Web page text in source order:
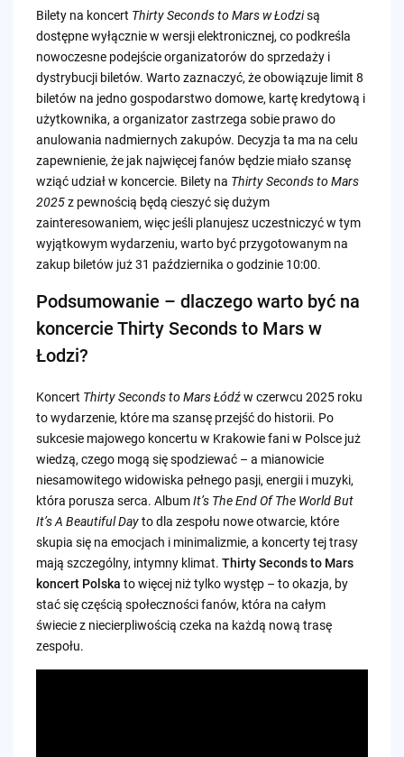
Bilety na koncert Thirty Seconds to Mars w Łodzisą
dostępne wyłącznie w wersji elektronicznej, co podkreśla
nowoczesne podejście organizatorów do sprzedaży i
dystrybucji biletów. Warto zaznaczyć, że obowiązuje limit 8
biletów na jedno gospodarstwo domowe, kartę kredytową i
użytkownika, a organizator zastrzega sobie prawo do
anulowania nadmiernych zakupów. Decyzja ta ma na celu
zapewnienie, że jak najwięcej fanów będzie miało szansę
wziąć udział w koncercie. Bilety na Thirty Seconds to Mars
2025z pewnością będą cieszyć się dużym
zainteresowaniem, więc jeśli planujesz uczestniczyć w tym
wyjątkowym wydarzeniu, warto być przygotowanym na
zakup biletów już 31 października o godzinie 10:00.
Podsumowanie – dlaczego warto być na
koncercie Thirty Seconds to Mars w
Łodzi?
Koncert Thirty Seconds to Mars Łódźw czerwcu 2025 roku
to wydarzenie, które ma szansę przejść do historii. Po
sukcesie majowego koncertu w Krakowie fani w Polsce już
wiedzą, czego mogą się spodziewać – a mianowicie
niesamowitego widowiska pełnego pasji, energii i muzyki,
która porusza serca. AlbumIt’s The End Of The World But
It’s A Beautiful Dayto dla zespołu nowe otwarcie, które
skupia się na emocjach i minimalizmie, a koncerty tej trasy
mają szczególny, intymny klimat. Thirty Seconds to Mars
koncert Polska to więcej niż tylko występ – to okazja, by
stać się częścią społeczności fanów, która na całym
świecie z niecierpliwością czeka na każdą nową trasę
zespołu.